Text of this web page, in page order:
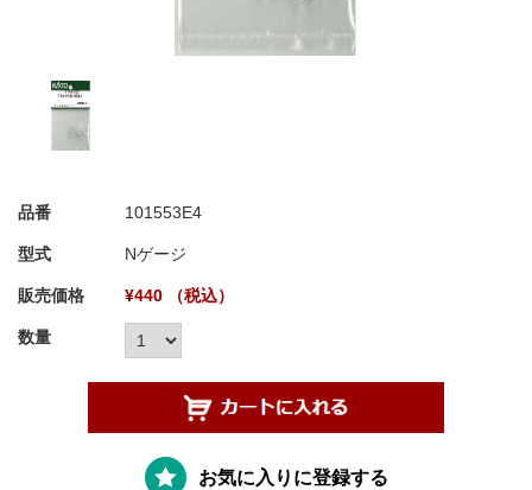
品番 101553E4
型式 Nゲージ
販売価格 ¥440 （税込）
数量
お気に入りに登録する